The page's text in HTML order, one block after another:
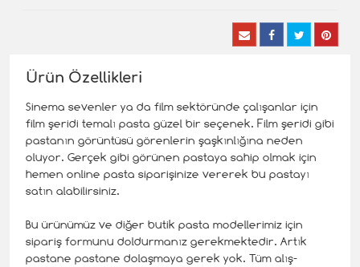
Ürün Özellikleri
Sinema sevenler ya da film sektöründe çalışanlar için
film şeridi temalı pasta güzel bir seçenek. Film şeridi gibi
pastanın görüntüsü görenlerin şaşkınlığına neden
oluyor. Gerçek gibi görünen pastaya sahip olmak için
hemen online pasta siparişinize vererek bu pastayı
satın alabilirsiniz.
Bu ürünümüz ve diğer butik pasta modellerimiz için
sipariş formunu doldurmanız gerekmektedir. Artık
pastane pastane dolaşmaya gerek yok. Tüm alış-